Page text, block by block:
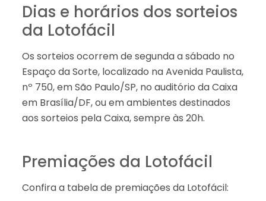
Dias e horários dos sorteios
da Lotofácil
Os sorteios ocorrem de segunda a sábado no
Espaço da Sorte, localizado na Avenida Paulista,
nº 750, em São Paulo/SP, no auditório da Caixa
em Brasília/DF, ou em ambientes destinados
aos sorteios pela Caixa, sempre às 20h.
Premiações da Lotofácil
Confira a tabela de premiações da Lotofácil: